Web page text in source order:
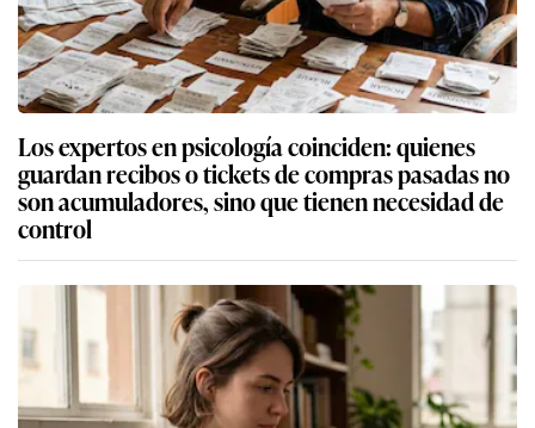
Los expertos en psicología coinciden: quienes
guardan recibos o tickets de compras pasadas no
son acumuladores, sino que tienen necesidad de
control